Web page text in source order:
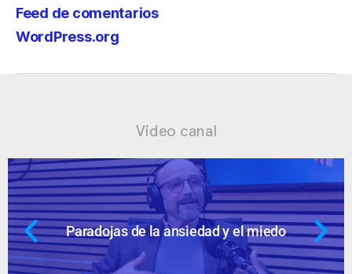
Feed de comentarios
WordPress.org
Vídeo canal
y el miedo Ansiedad: supuestos